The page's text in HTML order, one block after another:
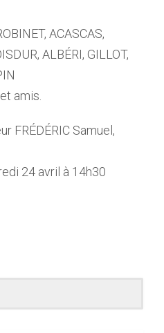
ACASCAS,
ALBÉRI, GILLOT,
amis.
FRÉDÉRIC Samuel,
24 avril à 14h30